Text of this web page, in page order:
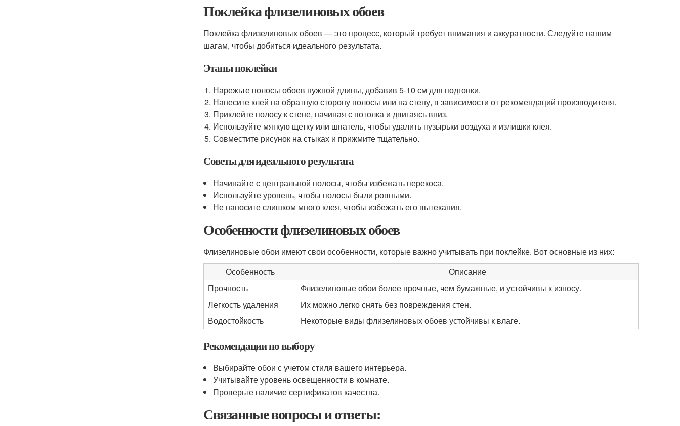
Поклейка флизелиновых обоев
Поклейка флизелиновых обоев — это процесс, который требует внимания и аккуратности. Следуйте нашим
шагам, чтобы добиться идеального результата.
Этапы поклейки
Нарежьте полосы обоев нужной длины, добавив 5-10 см для подгонки.
Нанесите клей на обратную сторону полосы или на стену, в зависимости от рекомендаций производителя.
Приклейте полосу к стене, начиная с потолка и двигаясь вниз.
Используйте мягкую щетку или шпатель, чтобы удалить пузырьки воздуха и излишки клея.
Совместите рисунок на стыках и прижмите тщательно.
Советы для идеального результата
Начинайте с центральной полосы, чтобы избежать перекоса.
Используйте уровень, чтобы полосы были ровными.
Не наносите слишком много клея, чтобы избежать его вытекания.
Особенности флизелиновых обоев
Флизелиновые обои имеют свои особенности, которые важно учитывать при поклейке. Вот основные из них:
Особенность
Описание
Прочность
Флизелиновые обои более прочные, чем бумажные, и устойчивы к износу.
Легкость удаления
Их можно легко снять без повреждения стен.
Водостойкость
Некоторые виды флизелиновых обоев устойчивы к влаге.
Рекомендации по выбору
Выбирайте обои с учетом стиля вашего интерьера.
Учитывайте уровень освещенности в комнате.
Проверьте наличие сертификатов качества.
Связанные вопросы и ответы: